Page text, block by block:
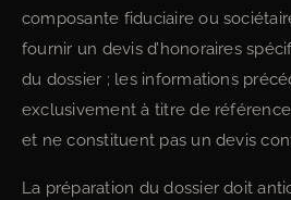
composante fiduciaire ou
fournir un devis d’honoraires
du dossier ; les informations
exclusivement à titre de
et ne constituent pas un devis
La préparation du dossier doit